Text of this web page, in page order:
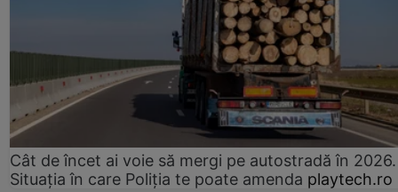
Cât de încet ai voie să mergi pe autostradă în 2026.
Situația în care Poliția te poate amenda playtech.ro